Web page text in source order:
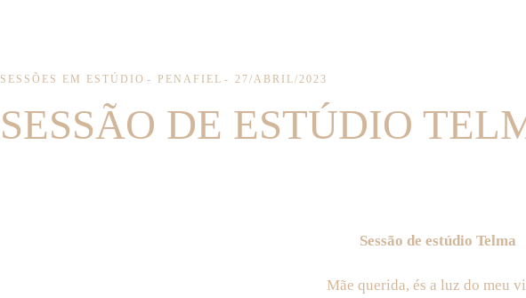
SESSÕES EM ESTÚDIO PENAFIEL 27/ABRIL/2023
SESSÃO DE ESTÚDIO
Sessão de estúdio Telma
Mãe querida, és a luz do meu